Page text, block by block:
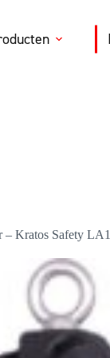
– Kratos Safety